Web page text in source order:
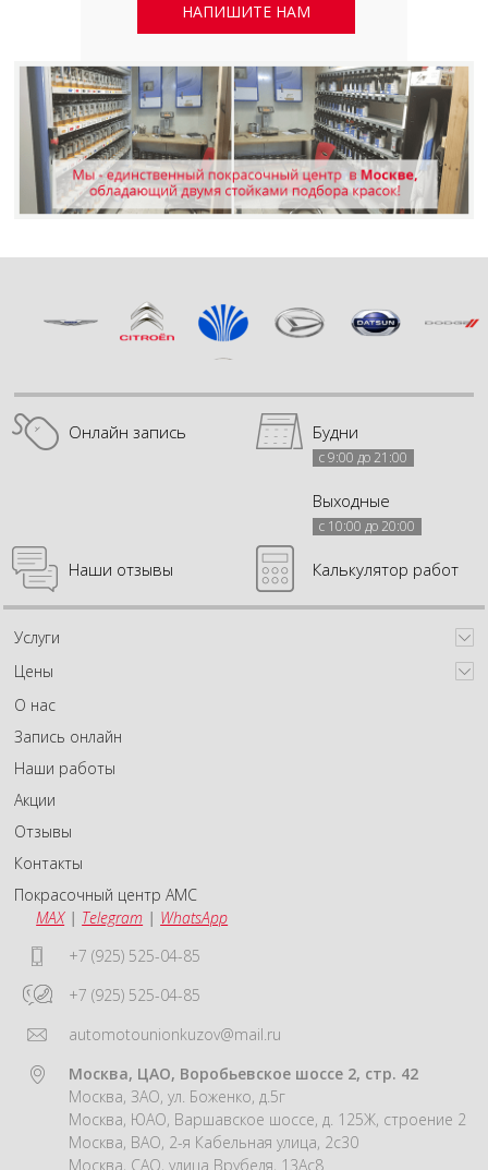
НАПИШИТЕ НАМ
Онлайн запись Будни
с 9:00 до 21:00
Выходные
с 10:00 до 20:00
Наши отзывы Калькулятор работ
Услуги
Цены
О нас
Запись онлайн
Наши работы
Акции
Отзывы
Контакты
Покрасочный центр АМС
MAX| Telegram | WhatsApp
+7 (925) 525-04-85
+7 (925) 525-04-85
automotounionkuzov@mail.ru
Москва, ЦАО, Воробьевское шоссе 2, стр. 42
Москва, ЗАО, ул. Боженко, д.5г
Москва, ЮАО, Варшавское шоссе, д. 125Ж, строение 2
Москва, ВАО, 2-я Кабельная улица, 2с30
Москва, САО, улица Врубеля, 13Ас8